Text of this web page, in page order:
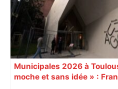
Municipales 2026 à
moche et sans idée » :